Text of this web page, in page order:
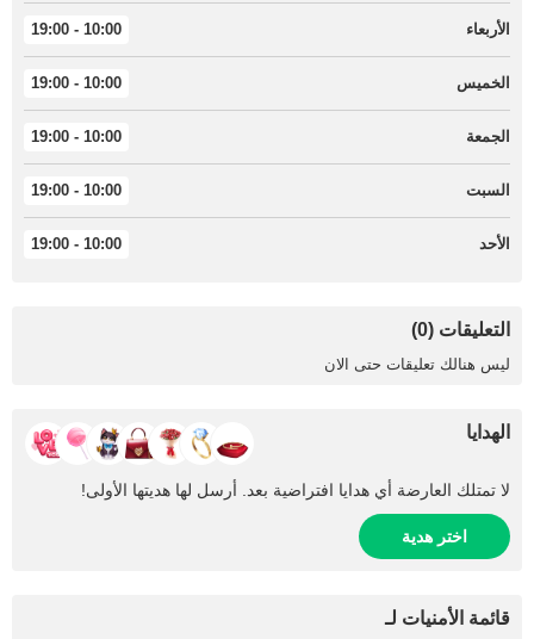
الأربعاء 10:00 - 19:00
الخميس 10:00 - 19:00
الجمعة 10:00 - 19:00
السبت 10:00 - 19:00
الأحد 10:00 - 19:00
التعليقات (0)
ليس هنالك تعليقات حتى الان
الهدايا
لا تمتلك العارضة أي هدايا افتراضية بعد. أرسل لها هديتها الأولى!
اختر هدية
قائمة الأمنيات لـ